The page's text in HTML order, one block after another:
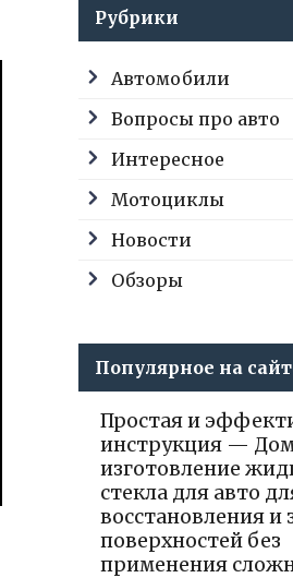
Рубрики
Автомобили
Вопросы про авто
Интересное
Мотоциклы
Новости
Обзоры
Популярное на
Простая и
инструкция —
изготовление
стекла для авто
восстановления
поверхностей без
применения